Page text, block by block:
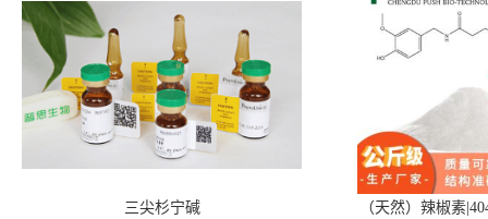
三尖杉宁碱 （天然）辣椒素